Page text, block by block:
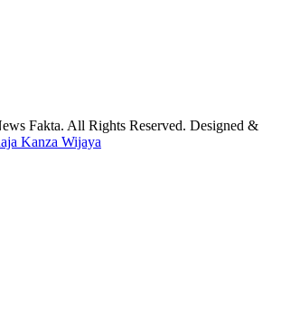
Fakta. All Rights Reserved. Designed &
Kanza Wijaya